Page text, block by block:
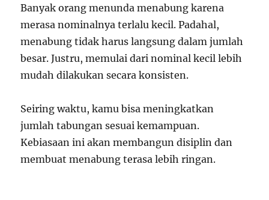
Banyak orang menunda menabung karena
merasa nominalnya terlalu kecil. Padahal,
menabung tidak harus langsung dalam jumlah
besar. Justru, memulai dari nominal kecil lebih
mudah dilakukan secara konsisten.
Seiring waktu, kamu bisa meningkatkan
jumlah tabungan sesuai kemampuan.
Kebiasaan ini akan membangun disiplin dan
membuat menabung terasa lebih ringan.